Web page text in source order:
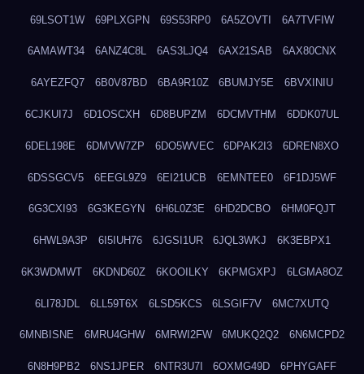
69LSOT1W 69PLXGPN 69S53RP0 6A5ZOVTI 6A7TVFIW
6AMAWT34 6ANZ4C8L 6AS3LJQ4 6AX21SAB 6AX80CNX
6AYEZFQ7 6B0V87BD 6BA9R10Z 6BUMJY5E 6BVXINIU
6CJKUI7J 6D1OSCXH 6D8BUPZM 6DCMVTHM 6DDK07UL
6DEL198E 6DMVW7ZP 6DO5WVEC 6DPAK2I3 6DREN8XO
6DSSGCV5 6EEGL9Z9 6EI21UCB 6EMNTEE0 6F1DJ5WF
6G3CXI93 6G3KEGYN 6H6L0Z3E 6HD2DCBO 6HM0FQJT
6HWL9A3P 6I5IUH76 6JGSI1UR 6JQL3WKJ 6K3EBPX1
6K3WDMWT 6KDND60Z 6KOOILKY 6KPMGXPJ 6LGMA8OZ
6LI78JDL 6LL59T6X 6LSD5KCS 6LSGIF7V 6MC7XUTQ
6MNBISNE 6MRU4GHW 6MRWI2FW 6MUKQ2Q2 6N6MCPD2
6N8H9PB2 6NS1JPER 6NTR3U7I 6OXMG49D 6PHYGAFF